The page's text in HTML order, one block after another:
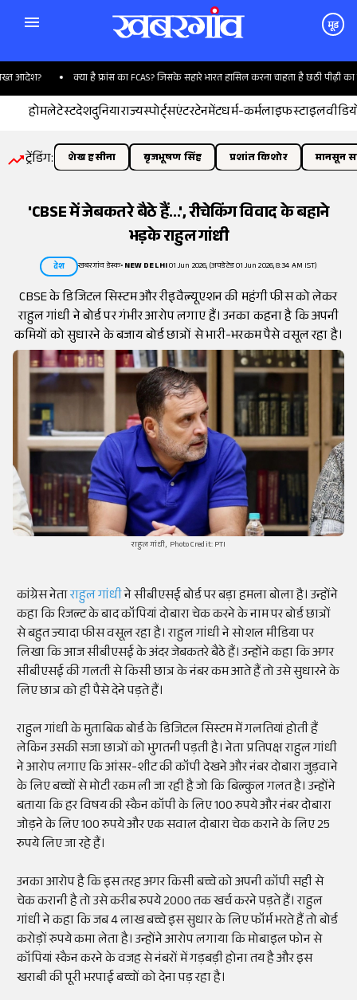
मूड
आदेश? क्या है फ्रांस का FCAS? जिसके सहारे भारत हासिल करना चाहता है छठी पीढ़ी का
होमलेटेस्टदेशदुनियाराज्यस्पोर्ट्सएंटरटेनमेंटधर्म-कर्मलाइफस्टाइल
ट्रेंडिंग: शेख हसीना बृजभूषण सिंह प्रशांत किशोर मानसून
'CBSE में जेबकतरे बैठे हैं...', रीचेकिंग विवाद के बहाने
भड़के राहुल गांधी
देश खबरगांव डेस्क•NEW DELHI01 Jun 2026, (अपडेटेड 01 Jun 2026, 8:34 AM IST)
CBSE के डिजिटल सिस्टम और रीइवैल्यूएशन की महंगी फीस को लेकर
राहुल गांधी ने बोर्ड पर गंभीर आरोप लगाए हैं। उनका कहना है कि अपनी
कमियों को सुधारने के बजाय बोर्ड छात्रों से भारी-भरकम पैसे वसूल रहा है।
राहुल गांधी, Photo Credit: PTI
कांग्रेस नेताराहुल गांधीने सीबीएसई बोर्ड पर बड़ा हमला बोला है। उन्होंने
कहा कि रिजल्ट के बाद कॉपियां दोबारा चेक करने के नाम पर बोर्ड छात्रों
से बहुत ज्यादा फीस वसूल रहा है। राहुल गांधी ने सोशल मीडिया पर
लिखा कि आज सीबीएसई के अंदर जेबकतरे बैठे हैं। उन्होंने कहा कि अगर
सीबीएसई की गलती से किसी छात्र के नंबर कम आते हैं तो उसे सुधारने के
लिए छात्र को ही पैसे देने पड़ते हैं।
राहुल गांधी के मुताबिक बोर्ड के डिजिटल सिस्टम में गलतियां होती हैं
लेकिन उसकी सजा छात्रों को भुगतनी पड़ती है। नेता प्रतिपक्ष राहुल गांधी
ने आरोप लगाए कि आंसर-शीट की कॉपी देखने और नंबर दोबारा जुड़वाने
के लिए बच्चों से मोटी रकम ली जा रही है जो कि बिल्कुल गलत है। उन्होंने
बताया कि हर विषय की स्कैन कॉपी के लिए 100 रुपये और नंबर दोबारा
जोड़ने के लिए 100 रुपये और एक सवाल दोबारा चेक कराने के लिए 25
रुपये लिए जा रहे हैं।
उनका आरोप है कि इस तरह अगर किसी बच्चे को अपनी कॉपी सही से
चेक करानी है तो उसे करीब रुपये 2000 तक खर्च करने पड़ते हैं। राहुल
गांधी ने कहा कि जब 4 लाख बच्चे इस सुधार के लिए फॉर्म भरते हैं तो बोर्ड
करोड़ों रुपये कमा लेता है। उन्होंने आरोप लगाया कि मोबाइल फोन से
कॉपियां स्कैन करने के वजह से नंबरों में गड़बड़ी होना तय है और इस
खराबी की पूरी भरपाई बच्चों को देना पड़ रहा है।